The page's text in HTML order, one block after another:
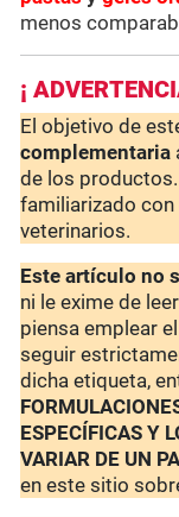
menos
¡
El objetivo de
complementaria
de los
familiarizado
veterinarios.
Este artículo no
ni le exime de
piensa emplear
seguir
dicha etiqueta,
ESPECÍFICAS Y
VARIAR DE UN
en este sitio